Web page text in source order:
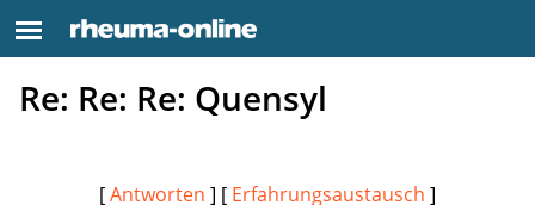
Re: Re: Re: Quensyl
[Antworten ] [ Erfahrungsaustausch ]